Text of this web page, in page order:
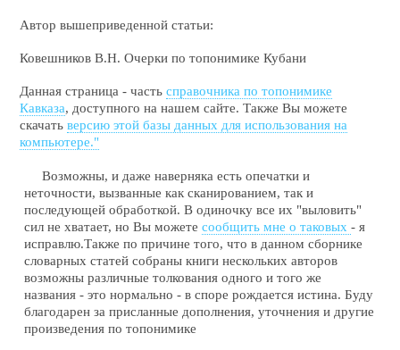
Автор вышеприведенной статьи:
Ковешников В.Н. Очерки по топонимике Кубани
Данная страница - частьсправочника по топонимике
Кавказа, доступного на нашем сайте. Также Вы можете
скачатьверсию этой базы данных для использования на
компьютере."
Возможны, и даже наверняка есть опечатки и
неточности, вызванные как сканированием, так и
последующей обработкой. В одиночку все их "выловить"
сил не хватает, но Вы можетесообщить мне о таковых- я
исправлю.Также по причине того, что в данном сборнике
словарных статей собраны книги нескольких авторов
возможны различные толкования одного и того же
названия - это нормально - в споре рождается истина. Буду
благодарен за присланные дополнения, уточнения и другие
произведения по топонимике